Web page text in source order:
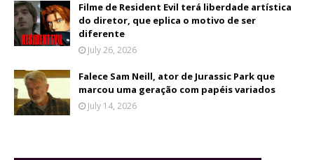
Filme de Resident Evil terá liberdade artística
do diretor, que eplica o motivo de ser
diferente
July 26, 2026
Falece Sam Neill, ator de Jurassic Park que
marcou uma geração com papéis variados
July 14, 2026